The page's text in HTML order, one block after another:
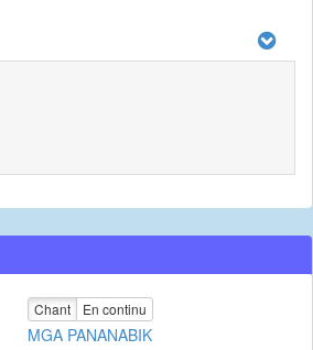
Chant En continu
MGA PANANABIK